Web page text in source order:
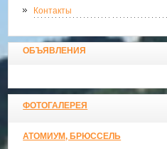
Контакты
ОБЪЯВЛЕНИЯ
ФОТОГАЛЕРЕЯ
АТОМИУМ, БРЮССЕЛЬ